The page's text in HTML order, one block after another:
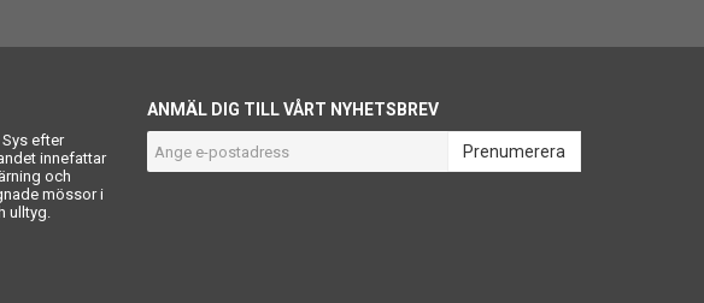
efter
innefattar
och
mössor i
ulltyg.
ANMÄL DIG TILL VÅRT NYHETSBREV
Prenumerera